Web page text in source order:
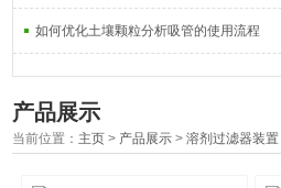
如何优化土壤颗粒分析吸管的使用流程
产品展示
当前位置： 主页 > 产品展示 >溶剂过滤器装置